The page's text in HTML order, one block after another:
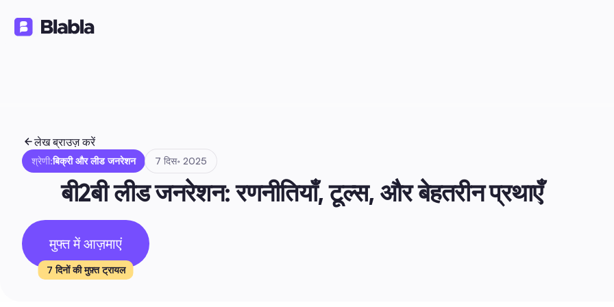
लेख ब्राउज़ करें
श्रेणी:बिक्री और लीड जनरेशन 7 दिस॰ 2025
बी2बी लीड जनरेशन: रणनीतियाँ, टूल्स, और बेहतरीन प्रथाएँ
मुफ्त में आज़माएं
7 दिनों की मुफ़्त ट्रायल